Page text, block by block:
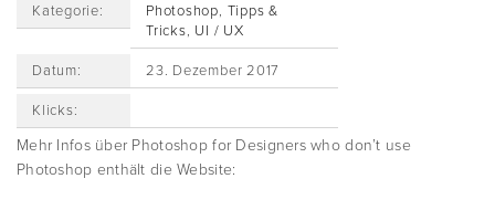
Kategorie: Photoshop, Tipps &
Tricks, UI / UX
Datum: 23. Dezember 2017
Klicks:
Mehr Infos über Photoshop for Designers who don’t use
Photoshop enthält die Website: